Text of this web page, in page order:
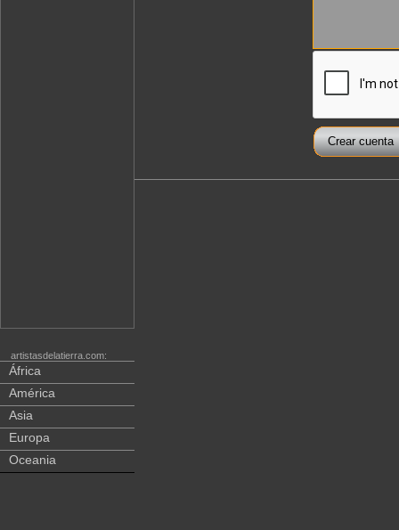
artistasdelatierra.com:
África
América
Asia
Europa
Oceania